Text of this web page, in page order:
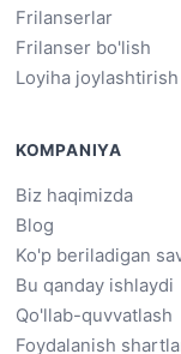
Frilanserlar
Frilanser bo'lish
Loyiha joylashtirish
KOMPANIYA
Biz haqimizda
Blog
Ko'p beriladigan
Bu qanday ishlaydi
Qo'llab-quvvatlash
Foydalanish